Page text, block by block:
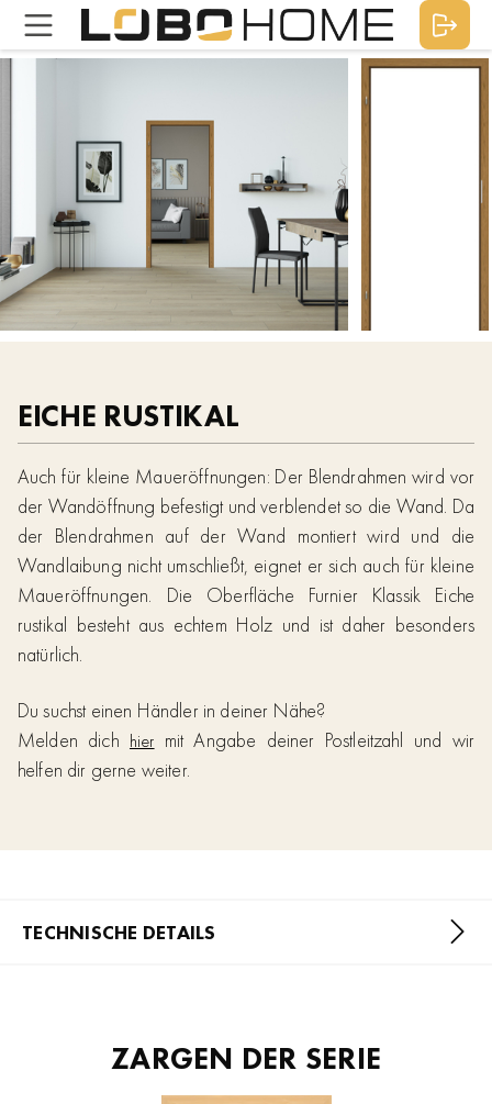
EICHE RUSTIKAL
Auch für kleine Maueröffnungen: Der Blendrahmen wird vor
der Wandöffnung befestigt und verblendet so die Wand. Da
der Blendrahmen auf der Wand montiert wird und die
Wandlaibung nicht umschließt, eignet er sich auch für kleine
Maueröffnungen. Die Oberfläche Furnier Klassik Eiche
rustikal besteht aus echtem Holz und ist daher besonders
natürlich.
Du suchst einen Händler in deiner Nähe?
Melden dich hier mit Angabe deiner Postleitzahl und wir
helfen dir gerne weiter.
TECHNISCHE DETAILS
ZARGEN DER SERIE